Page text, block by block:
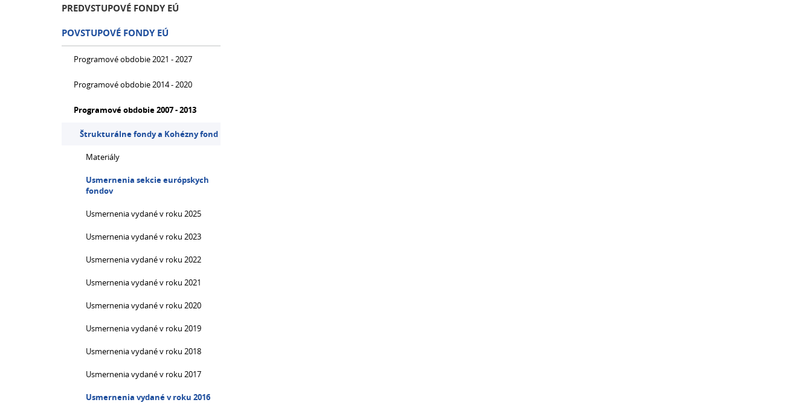
PREDVSTUPOVÉ FONDY EÚ
POVSTUPOVÉ FONDY EÚ
Programové obdobie 2021 - 2027
Programové obdobie 2014 - 2020
Programové obdobie 2007 - 2013
Štrukturálne fondy a Kohézny fond
Materiály
Usmernenia sekcie európskych
fondov
Usmernenia vydané v roku 2025
Usmernenia vydané v roku 2023
Usmernenia vydané v roku 2022
Usmernenia vydané v roku 2021
Usmernenia vydané v roku 2020
Usmernenia vydané v roku 2019
Usmernenia vydané v roku 2018
Usmernenia vydané v roku 2017
Usmernenia vydané v roku 2016